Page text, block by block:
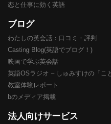
恋と仕事に効く英語
ブログ
わたしの英会話：口コミ・評判
Casting Blog(英語でブログ！)
映画で学ぶ英会話
英語OSラジオ – しゅみすけの「こ
教室体験レポート
bのメディア掲載
法人向けサービス